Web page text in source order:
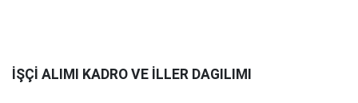
İŞÇİ ALIMI KADRO VE İLLER DAGILIMI